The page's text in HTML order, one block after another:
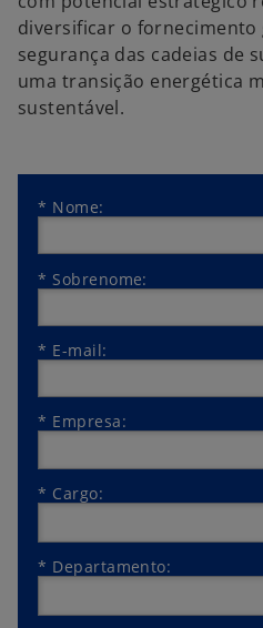
diversificar o
segurança das cadeias de
uma transição energética
sustentável.
* Nome:
* Sobrenome:
* E-mail:
* Empresa:
* Cargo:
* Departamento: